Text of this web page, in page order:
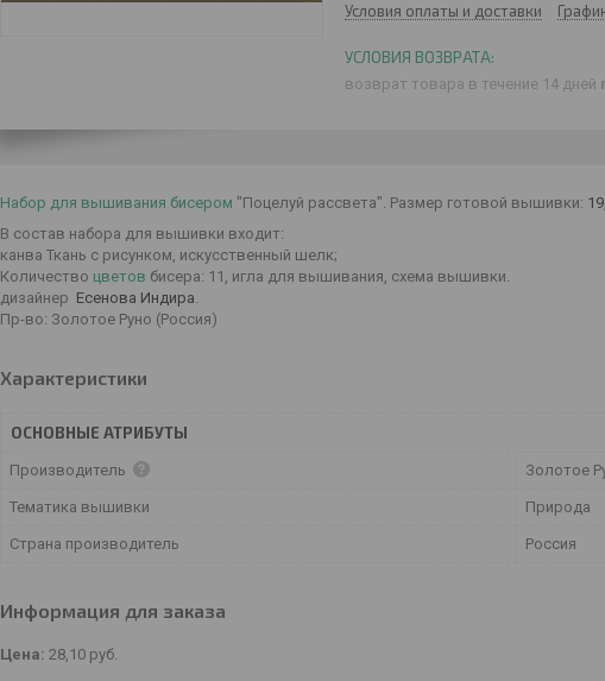
Условия оплаты и доставки
возврат товара в течение 14 дней
Набор для вышивания бисером "Поцелуй рассвета". Размер готовой вышивки:
В состав набора для вышивки входит:
канва Ткань с рисунком, искусственный шелк;
Количество цветов бисера: 11, игла для вышивания, схема вышивки.
дизайнер Есенова Индира
Пр-во: Золотое Руно (Россия)
Характеристики
ОСНОВНЫЕ АТРИБУТЫ
Производитель Золотое
Тематика вышивки Природа
Страна производитель Россия
Информация для заказа
Цена: 28,10 руб.